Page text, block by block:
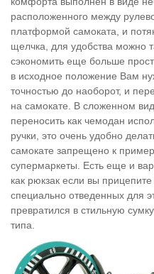
расположенного между
платформой самоката, и
щелчка, для удобства можно
сэкономить еще больше
в исходное положение Вам
точностью до наоборот, и
на самокате. В сложенном
переносить как чемодан
ручки, это очень удобно
самокате запрещено к
супермаркеты. Есть еще и
как рюкзак если вы
специально отведенных для
превратился в стильную
типа.